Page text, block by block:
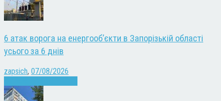
6 атак ворога на енергооб’єкти в Запорізькій області
усього за 6 днів
zapsich, 07/08/2026